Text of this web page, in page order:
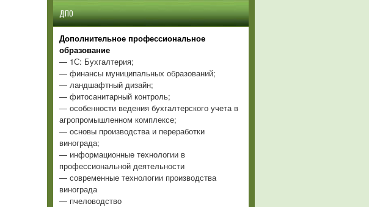
ДПО
Дополнительное профессиональное
образование
— 1С: Бухгалтерия;
— финансы муниципальных образований;
— ландшафтный дизайн;
— фитосанитарный контроль;
— особенности ведения бухгалтерского учета в
агропромышленном комплексе;
— основы производства и переработки
винограда;
— информационные технологии в
профессиональной деятельности
— современные технологии производства
винограда
— пчеловодство